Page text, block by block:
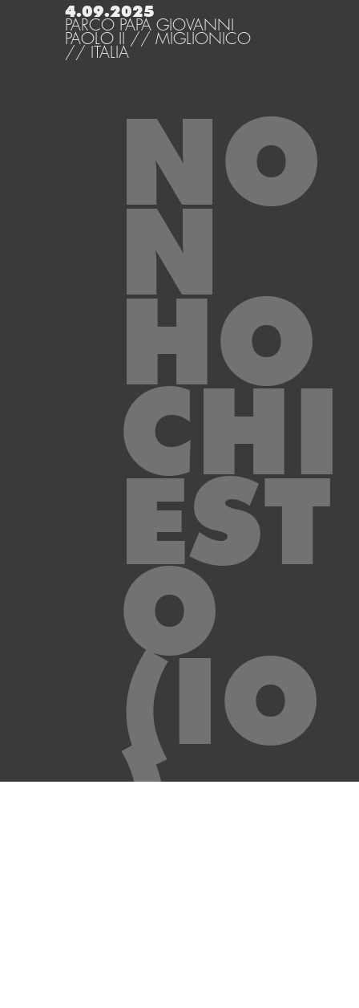
4.09.2025
PARCO PAPA GIOVANNI
PAOLO II // MIGLIONICO
// ITALIA
NO
N
HO
CHI
EST
O
(IO
)